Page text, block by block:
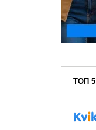
ТОП